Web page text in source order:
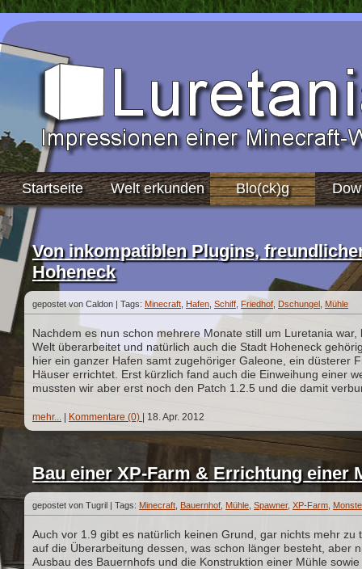
-->
Startseite Welt erkunden Blo(ck)g
Von inkompatiblen Plugins,
Hoheneck
gepostet von Caldon | Tags: Minecraft Hafen Schiff Friedhof Dschungel Mühle
Nachdem es nun schon mehrere Monate still um Luretania
Welt überarbeitet und natürlich auch die Stadt Hoheneck
hier ein ganzer Hafen samt zugehöriger Galeone, ein düsterer
Häuser errichtet. Erst kürzlich fand auch die Einweihung einer
mussten wir aber erst noch den Patch 1.2.5 und die damit
mehr... Kommentare (0) 18. Apr. 2012
Bau einer XP-Farm & Errichtung einer
gepostet von Tugril | Tags: Minecraft Bauernhof Mühle Spawner, XP-Farm
Auch vor 1.9 gibt es natürlich keinen Grund, gar nichts mehr zu
auf die Überarbeitung dessen, was schon länger besteht, aber
Ausbau des Bauernhofs und die Konstruktion einer Mühle